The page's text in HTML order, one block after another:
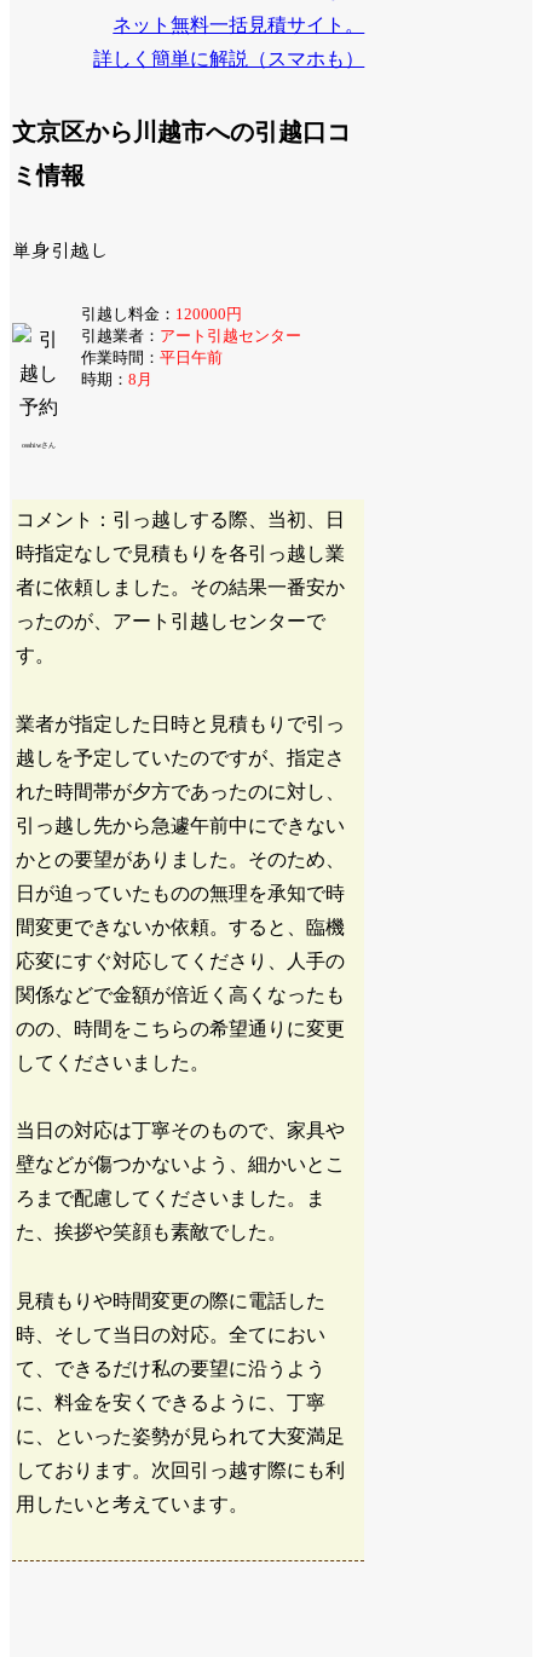
ネット無料一括見積サイト。
詳しく簡単に解説（スマホも）
文京区から川越市への引越口コ
ミ情報
単身引越し
osshiwさん
引越し料金： 120000円
引越業者： アート引越センター
作業時間： 平日午前
時期： 8月
コメント：引っ越しする際、当初、日
時指定なしで見積もりを各引っ越し業
者に依頼しました。その結果一番安か
ったのが、アート引越しセンターで
す。
業者が指定した日時と見積もりで引っ
越しを予定していたのですが、指定さ
れた時間帯が夕方であったのに対し、
引っ越し先から急遽午前中にできない
かとの要望がありました。そのため、
日が迫っていたものの無理を承知で時
間変更できないか依頼。すると、臨機
応変にすぐ対応してくださり、人手の
関係などで金額が倍近く高くなったも
のの、時間をこちらの希望通りに変更
してくださいました。
当日の対応は丁寧そのもので、家具や
壁などが傷つかないよう、細かいとこ
ろまで配慮してくださいました。ま
た、挨拶や笑顔も素敵でした。
見積もりや時間変更の際に電話した
時、そして当日の対応。全てにおい
て、できるだけ私の要望に沿うよう
に、料金を安くできるように、丁寧
に、といった姿勢が見られて大変満足
しております。次回引っ越す際にも利
用したいと考えています。